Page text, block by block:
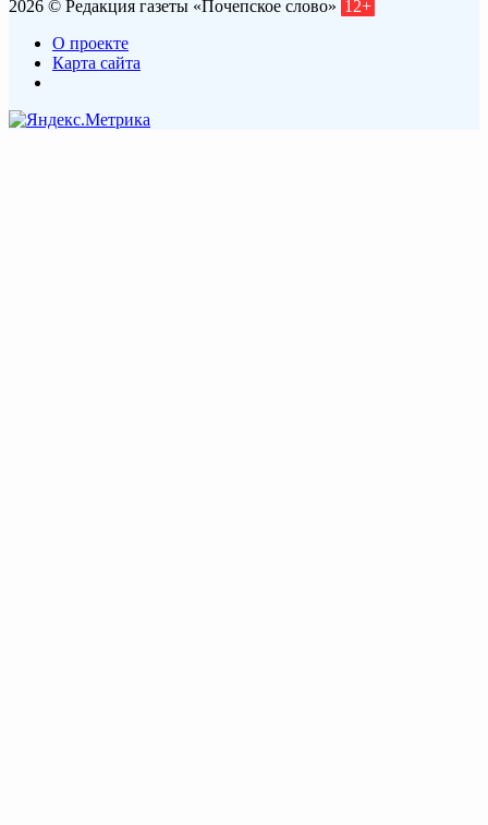
2026 © Редакция газеты «Почепское слово» 12+
О проекте
Карта сайта